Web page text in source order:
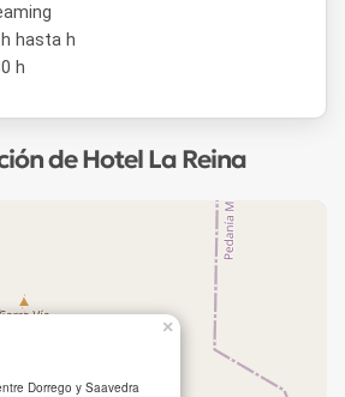
hasta h
h
de Hotel La Reina
Dorrego y Saavedra
×